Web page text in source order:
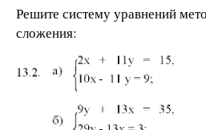
Решите систему уравнений
сложения: